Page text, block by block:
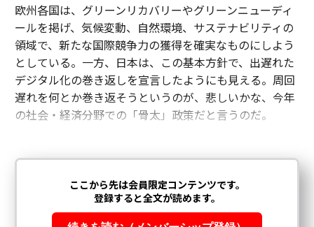
欧州各国は、グリーンリカバリーやグリーンニューディ
ールを掲げ、気候変動、自然環境、サステナビリティの
領域で、新たな国際競争力の獲得を確実なものにしよう
としている。一方、日本は、この基本方針で、出遅れた
デジタル化の巻き返しを宣言したようにも見える。周回
遅れを何とか巻き返そうというのが、悲しいかな、今年
の社会・経済分野での「骨太」政策だと言うのだ。